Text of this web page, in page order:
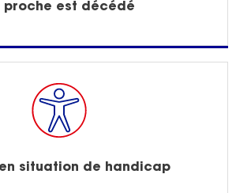
proche est décédé
situation de handicap